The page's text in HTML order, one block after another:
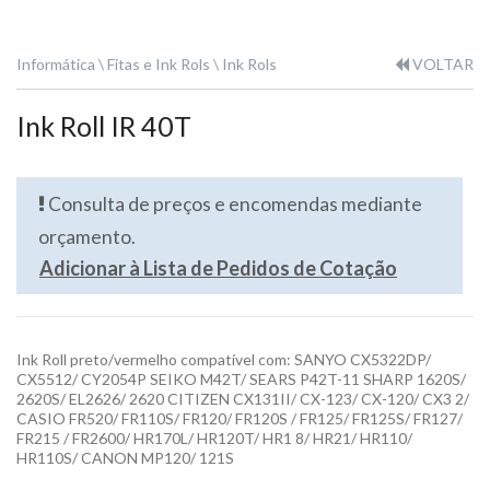
Informática Fitas e Ink Rols Ink Rols VOLTAR
Ink Roll IR 40T
Consulta de preços e encomendas mediante
orçamento.
Adicionar à Lista de Pedidos de Cotação
Ink Roll preto/vermelho compatível com: SANYO CX5322DP/
CX5512/ CY2054P SEIKO M42T/ SEARS P42T-11 SHARP 1620S/
2620S/ EL2626/ 2620 CITIZEN CX131II/ CX-123/ CX-120/ CX3 2/
CASIO FR520/ FR110S/ FR120/ FR120S / FR125/ FR125S/ FR127/
FR215 / FR2600/ HR170L/ HR120T/ HR1 8/ HR21/ HR110/
HR110S/ CANON MP120/ 121S